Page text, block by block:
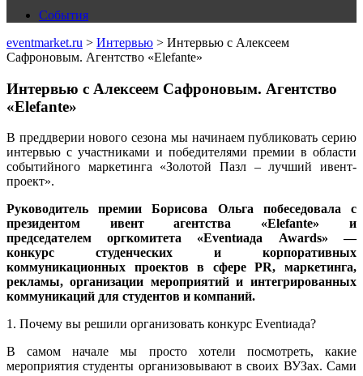
События
eventmarket.ru > Интервью > Интервью с Алексеем
Сафроновым. Агентство «Elefante»
Интервью с Алексеем Сафроновым. Агентство
«Elefante»
В преддверии нового сезона мы начинаем публиковать серию
интервью с участниками и победителями премии в области
событийного маркетинга «Золотой Пазл – лучший ивент-
проект».
Руководитель премии Борисова Ольга побеседовала с
президентом ивент агентства «Elefante» и
председателем оргкомитета «Eventиада Awards» —
конкурс студенческих и корпоративных
коммуникационных проектов в сфере PR, маркетинга,
рекламы, организации мероприятий и интегрированных
коммуникаций для студентов и компаний.
1. Почему вы решили организовать конкурс Eventиада?
В самом начале мы просто хотели посмотреть, какие
мероприятия студенты организовывают в своих ВУЗах. Сами